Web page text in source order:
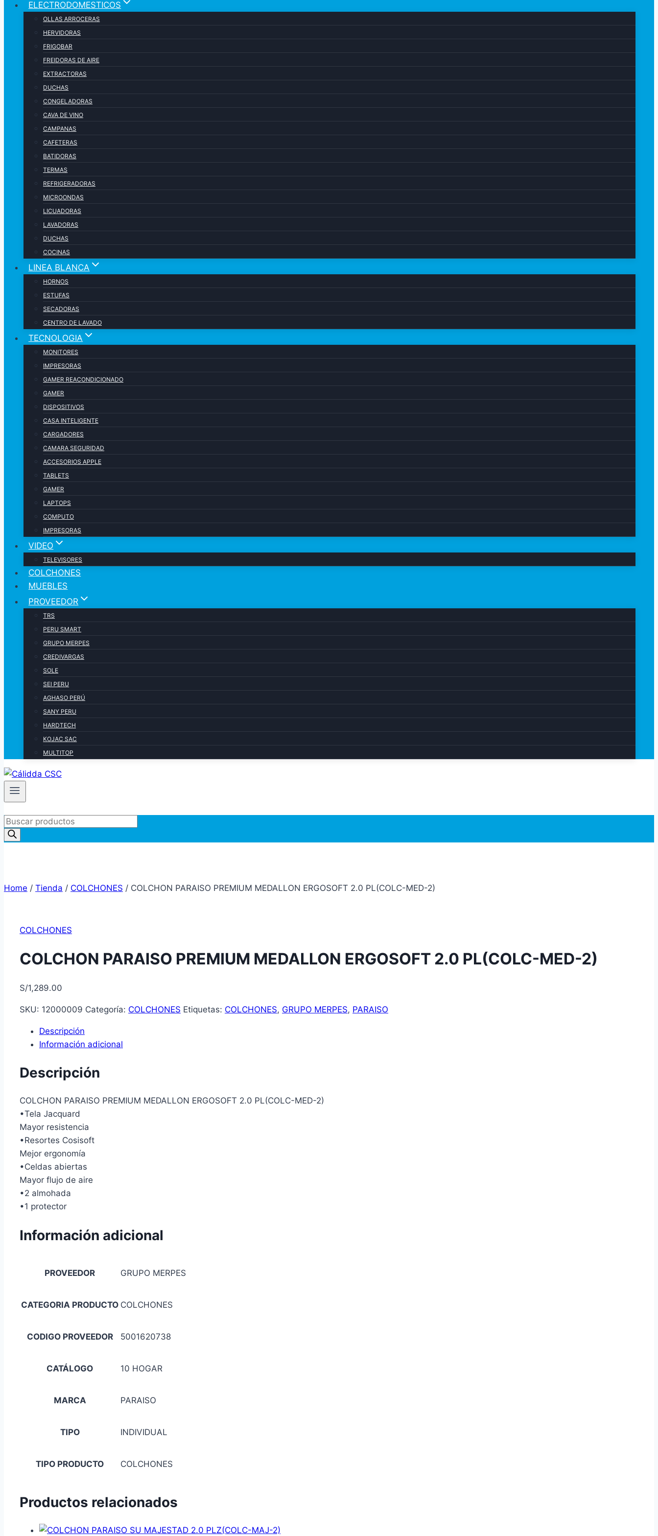
ELECTRODOMESTICOS
OLLAS ARROCERAS
HERVIDORAS
FRIGOBAR
FREIDORAS DE AIRE
EXTRACTORAS
DUCHAS
CONGELADORAS
CAVA DE VINO
CAMPANAS
CAFETERAS
BATIDORAS
TERMAS
REFRIGERADORAS
MICROONDAS
LICUADORAS
LAVADORAS
DUCHAS
COCINAS
LINEA BLANCA
HORNOS
ESTUFAS
SECADORAS
CENTRO DE LAVADO
TECNOLOGIA
MONITORES
IMPRESORAS
GAMER REACONDICIONADO
GAMER
DISPOSITIVOS
CASA INTELIGENTE
CARGADORES
CAMARA SEGURIDAD
ACCESORIOS APPLE
TABLETS
GAMER
LAPTOPS
COMPUTO
IMPRESORAS
VIDEO
TELEVISORES
COLCHONES
MUEBLES
PROVEEDOR
TRS
PERU SMART
GRUPO MERPES
CREDIVARGAS
SOLE
SEI PERU
AGHASO PERÚ
SANY PERU
HARDTECH
KOJAC SAC
MULTITOP
Products
search
Home / Tienda / COLCHONES / COLCHON PARAISO PREMIUM MEDALLON ERGOSOFT 2.0 PL(COLC-MED-2)
COLCHONES
COLCHON PARAISO PREMIUM MEDALLON ERGOSOFT 2.0 PL(COLC-MED-2)
S/1,289.00
SKU: 12000009 Categoría: COLCHONES Etiquetas: COLCHONES, GRUPO MERPES, PARAISO
Descripción
Información adicional
Descripción
COLCHON PARAISO PREMIUM MEDALLON ERGOSOFT 2.0 PL(COLC-MED-2)
•Tela Jacquard
Mayor resistencia
•Resortes Cosisoft
Mejor ergonomía
•Celdas abiertas
Mayor flujo de aire
•2 almohada
•1 protector
Información adicional
PROVEEDOR GRUPO MERPES
CATEGORIA PRODUCTO COLCHONES
CODIGO PROVEEDOR 5001620738
CATÁLOGO 10 HOGAR
MARCA PARAISO
TIPO INDIVIDUAL
TIPO PRODUCTO COLCHONES
Productos relacionados